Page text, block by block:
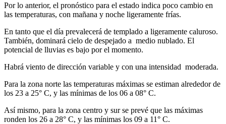
Por lo anterior, el pronóstico para el estado indica poco cambio en
las temperaturas, con mañana y noche ligeramente frías.
En tanto que el día prevalecerá de templado a ligeramente caluroso.
También, dominará cielo de despejado a medio nublado. El
potencial de lluvias es bajo por el momento.
Habrá viento de dirección variable y con una intensidad moderada.
Para la zona norte las temperaturas máximas se estiman alrededor de
los 23 a 25° C, y las mínimas de los 06 a 08° C.
Así mismo, para la zona centro y sur se prevé que las máximas
ronden los 26 a 28° C, y las mínimas los 09 a 11° C.